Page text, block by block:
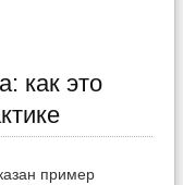
как это
пример